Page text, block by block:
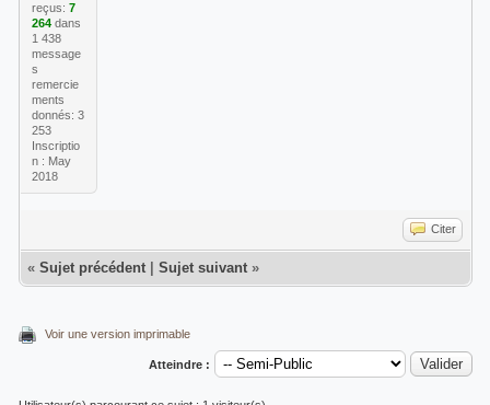
reçus: 7
264dans
1 438
message
s
remercie
ments
donnés: 3
253
Inscriptio
n : May
2018
Citer
« Sujet précédent| Sujet suivant»
Voir une version imprimable
Atteindre :